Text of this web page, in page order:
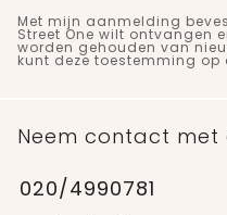
Met mijn aanmelding
Street One wilt ontvangen
worden gehouden van
kunt deze toestemming op
Neem contact met
020/4990781